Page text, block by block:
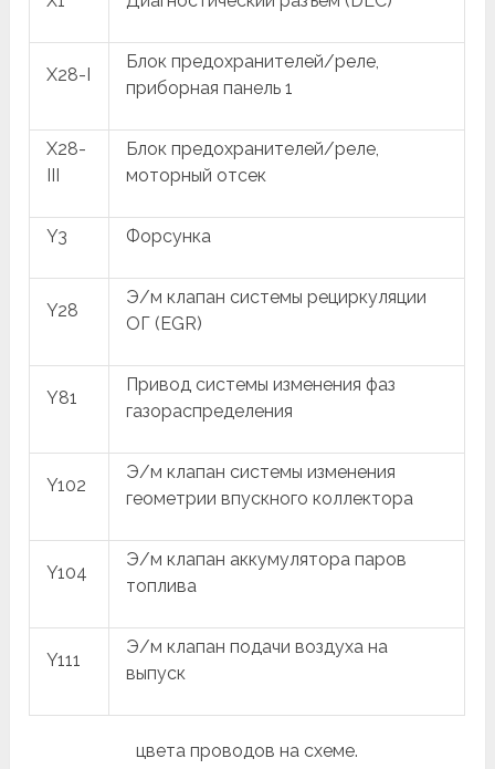
X28-I
Блок предохранителей/реле,
приборная панель 1
X28-
III
Блок предохранителей/реле,
моторный отсек
Y3 Форсунка
Y28
Э/м клапан системы рециркуляции
ОГ (EGR)
Y81
Привод системы изменения фаз
газораспределения
Y102
Э/м клапан системы изменения
геометрии впускного коллектора
Y104
Э/м клапан аккумулятора паров
топлива
Y111
Э/м клапан подачи воздуха на
выпуск
цвета проводов на схеме.